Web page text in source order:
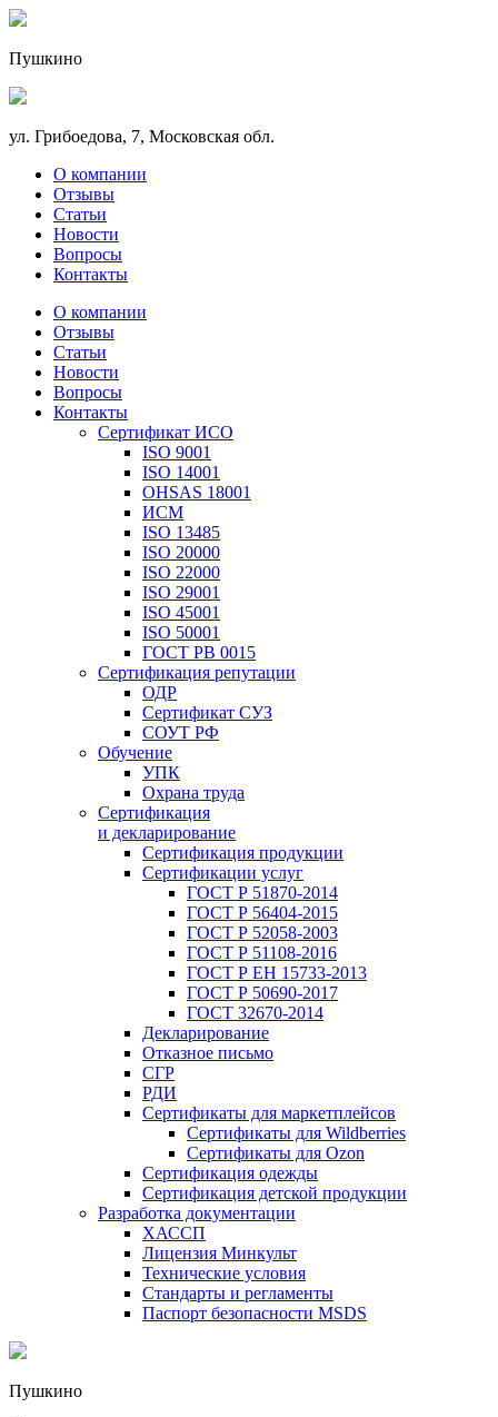
Пушкино
ул. Грибоедова, 7, Московская обл.
О компании
Отзывы
Статьи
Новости
Вопросы
Контакты
О компании
Отзывы
Статьи
Новости
Вопросы
Контакты
Сертификат ИСО
ISO 9001
ISO 14001
OHSAS 18001
ИСМ
ISO 13485
ISO 20000
ISO 22000
ISO 29001
ISO 45001
ISO 50001
ГОСТ РВ 0015
Сертификация репутации
ОДР
Сертификат СУЗ
СОУТ РФ
Обучение
УПК
Охрана труда
Сертификация
и декларирование
Сертификация продукции
Сертификации услуг
ГОСТ Р 51870-2014
ГОСТ Р 56404-2015
ГОСТ Р 52058-2003
ГОСТ Р 51108-2016
ГОСТ Р ЕН 15733-2013
ГОСТ Р 50690-2017
ГОСТ 32670-2014
Декларирование
Отказное письмо
СГР
РДИ
Сертификаты для маркетплейсов
Сертификаты для Wildberries
Сертификаты для Ozon
Сертификация одежды
Сертификация детской продукции
Разработка документации
ХАССП
Лицензия Минкульт
Технические условия
Стандарты и регламенты
Паспорт безопасности MSDS
Пушкино